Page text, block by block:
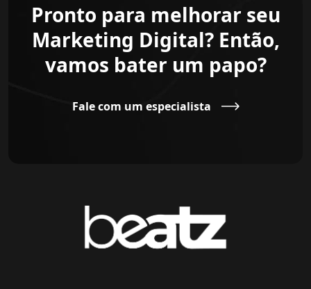
Pronto para melhorar seu
Marketing Digital? Então,
vamos bater um papo?
Fale com um especialista